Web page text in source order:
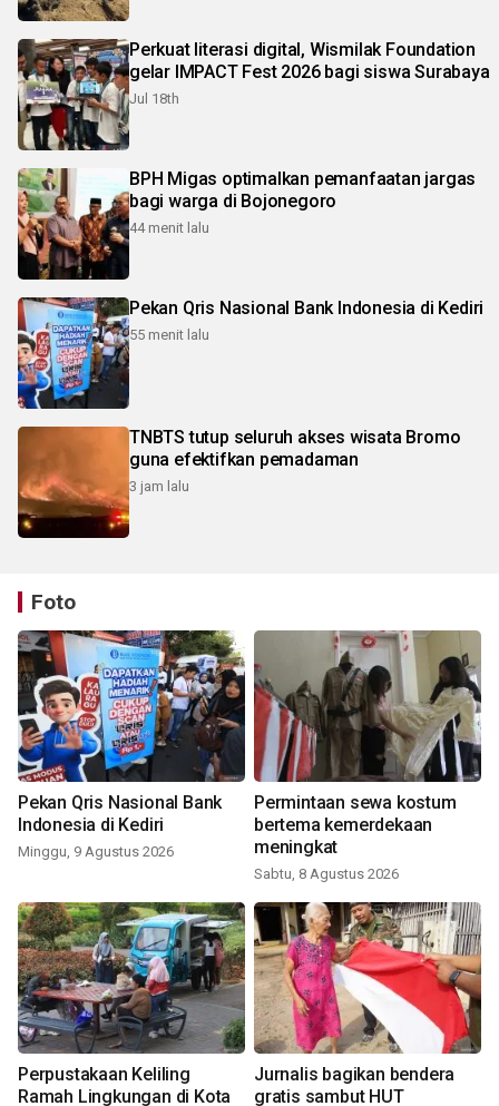
Perkuat literasi digital, Wismilak Foundation
gelar IMPACT Fest 2026 bagi siswa Surabaya
Jul 18th
BPH Migas optimalkan pemanfaatan jargas
bagi warga di Bojonegoro
44 menit lalu
Pekan Qris Nasional Bank Indonesia di Kediri
55 menit lalu
TNBTS tutup seluruh akses wisata Bromo
guna efektifkan pemadaman
3 jam lalu
Foto
Pekan Qris Nasional Bank
Indonesia di Kediri
Minggu, 9 Agustus 2026
Permintaan sewa kostum
bertema kemerdekaan
meningkat
Sabtu, 8 Agustus 2026
Perpustakaan Keliling
Ramah Lingkungan di Kota
Jurnalis bagikan bendera
gratis sambut HUT